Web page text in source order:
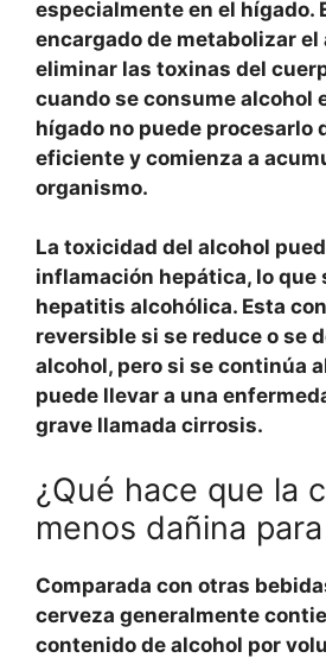
especialmente en el hígado.
encargado de metabolizar el
eliminar las toxinas del
cuando se consume alcohol
hígado no puede procesarlo
eficiente y comienza a
organismo.
La toxicidad del alcohol
inflamación hepática, lo que
hepatitis alcohólica. Esta
reversible si se reduce o se
alcohol, pero si se continúa
puede llevar a una
grave llamada cirrosis.
¿Qué hace que la
menos dañina
Comparada con otras
cerveza generalmente
contenido de alcohol por